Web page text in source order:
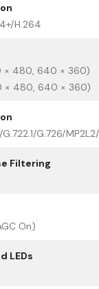
H.264
× 480, 640 × 360)
× 480, 640 × 360)
G.722.1/G.726/
Filtering
On)
LEDs